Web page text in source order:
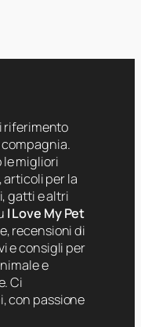
riferimento
migliori
per la
gatti e altri
I Love My Pet
recensioni di
e consigli per
e
Ci
con passione